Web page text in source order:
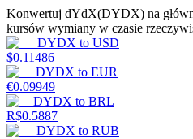
Zarabiać
Konwertuj dYdX(DYDX) na
kursów wymiany w czasie
DYDX to USD
$0.11486
DYDX to EUR
€0.09949
DYDX to BRL
R$0.5887
DYDX to RUB